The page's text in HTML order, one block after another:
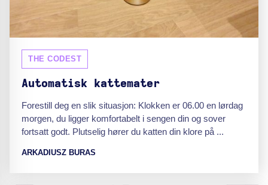
THE CODEST
Automatisk kattemater
Forestill deg en slik situasjon: Klokken er 06.00 en lørdag
morgen, du ligger komfortabelt i sengen din og sover
fortsatt godt. Plutselig hører du katten din klore på ...
ARKADIUSZ BURAS